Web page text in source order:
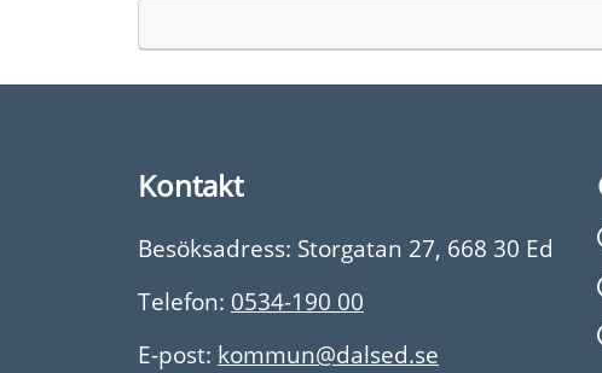
Kontakt
Besöksadress: Storgatan 27, 668 30 Ed
Telefon: 0534-190 00
E-post: kommun@dalsed.se